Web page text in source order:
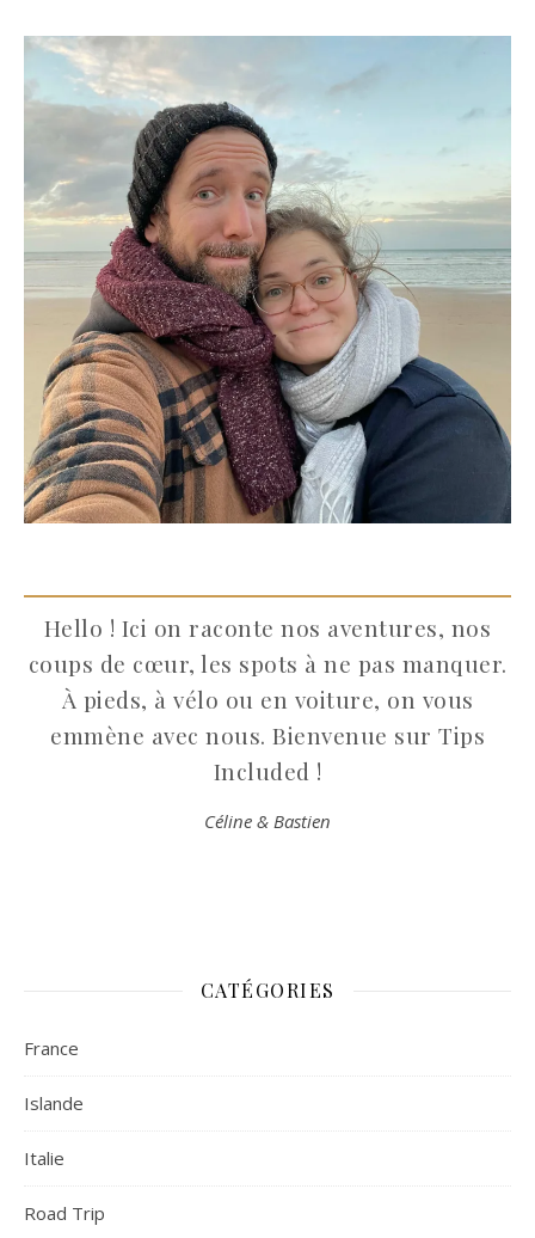
Hello ! Ici on raconte nos aventures, nos
coups de cœur, les spots à ne pas manquer.
À pieds, à vélo ou en voiture, on vous
emmène avec nous. Bienvenue sur Tips
Included !
Céline & Bastien
CATÉGORIES
France
Islande
Italie
Road Trip